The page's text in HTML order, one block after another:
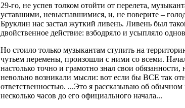
29-го, не успев толком отойти от перелета,
уставшими, невыспавшимися, и, не поверите –
Бруклин нас застал жуткий ливень. Ливень был
двойственное действие: взбодряло и усыпляло
Но стоило только музыкантам ступить на
чутьем перемены, произошли с ними со всеми.
настолько точно и грамотно знал свои
невольно возникали мысли: вот если бы ВСЕ так
ответственностью. ...Это я рассказываю об обычном
несколько часов до его официального начала...